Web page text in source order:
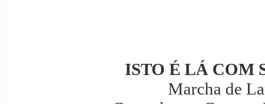
ISTO É LÁ COM
Marcha de